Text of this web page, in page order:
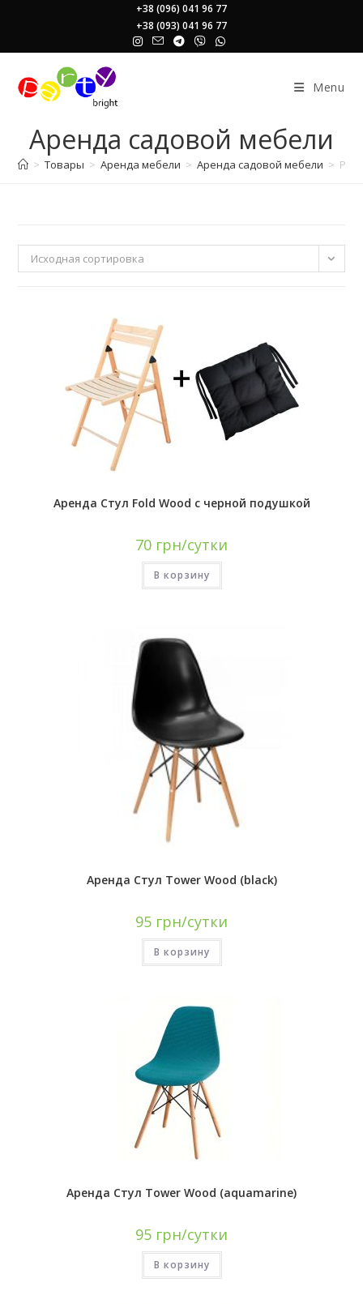
content
+38 (096) 041 96 77
+38 (093) 041 96 77
Menu
Аренда садовой мебели
> Товары > Аренда мебели > Аренда садовой мебели >
Исходная сортировка
Аренда Стул Fold Wood с черной подушкой
70 грн/сутки
В корзину
Аренда Стул Tower Wood (black)
95 грн/сутки
В корзину
Аренда Стул Tower Wood (aquamarine)
95 грн/сутки
В корзину